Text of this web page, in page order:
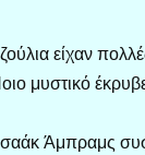
είχαν
μυστικό
Άμπραμς